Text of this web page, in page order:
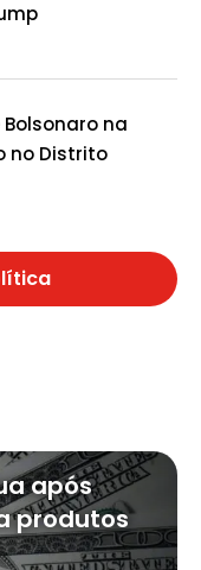
Bolsonaro na
no Distrito
após
produtos